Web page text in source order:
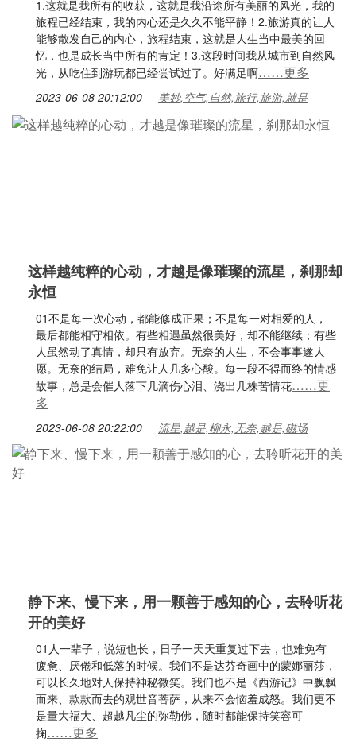
1.这就是我所有的收获，这就是我沿途所有美丽的风光，我的
旅程已经结束，我的内心还是久久不能平静！2.旅游真的让人
能够散发自己的内心，旅程结束，这就是人生当中最美的回
忆，也是成长当中所有的肯定！3.这段时间我从城市到自然风
光，从吃住到游玩都已经尝试过了。好满足啊……更多
2023-06-08 20:12:00 美妙,空气,自然,旅行,旅游,就是
这样越纯粹的心动，才越是像璀璨的流星，刹那却
永恒
01不是每一次心动，都能修成正果；不是每一对相爱的人，
最后都能相守相依。有些相遇虽然很美好，却不能继续；有些
人虽然动了真情，却只有放弃。无奈的人生，不会事事遂人
愿。无奈的结局，难免让人几多心酸。每一段不得而终的情感
故事，总是会催人落下几滴伤心泪、浇出几株苦情花……更
多
2023-06-08 20:22:00 流星,越是,柳永,无奈,越是,磁场
静下来、慢下来，用一颗善于感知的心，去聆听花
开的美好
01人一辈子，说短也长，日子一天天重复过下去，也难免有
疲惫、厌倦和低落的时候。我们不是达芬奇画中的蒙娜丽莎，
可以长久地对人保持神秘微笑。我们也不是《西游记》中飘飘
而来、款款而去的观世音菩萨，从来不会恼羞成怒。我们更不
是量大福大、超越凡尘的弥勒佛，随时都能保持笑容可
掬……更多